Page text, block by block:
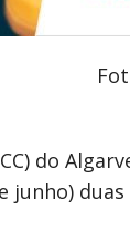
do
junho)